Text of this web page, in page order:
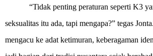
“Tidak penting peraturan seperti K3
seksualitas itu ada, tapi mengapa?” tegas
mengacu ke adat ketimuran, keberagaman